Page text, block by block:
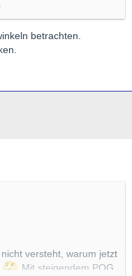
aber warum
Kaiserreich-Münzen
erschließt sich mir
Dukaten NP,
sich nur die
betrachten.
versteht, warum jetzt
Mit steigendem POG